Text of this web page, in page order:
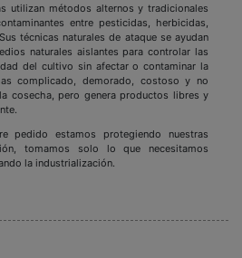
utilizan métodos alternos y tradicionales
entre pesticidas, herbicidas,
técnicas naturales de ataque se ayudan
naturales aislantes para controlar las
del cultivo sin afectar o contaminar la
complicado, demorado, costoso y no
cosecha, pero genera productos libres y
pedido estamos protegiendo nuestras
tomamos solo lo que necesitamos
la industrialización.